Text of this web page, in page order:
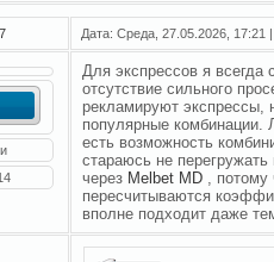
Дата: Среда, 27.05.2026,
Для экспрессов я
отсутствие сильного
рекламируют экспрессы,
популярные комбинации.
есть возможность
стараюсь не
через Melbet MD ,
пересчитываются
вполне подходит даже